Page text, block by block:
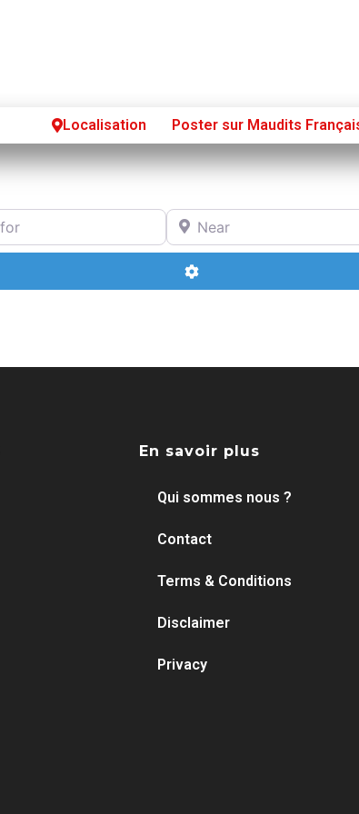
Localisation Poster sur Maudits
Near
Advanced Filters
En savoir plus
Qui sommes nous ?
Contact
Terms & Conditions
Disclaimer
Privacy